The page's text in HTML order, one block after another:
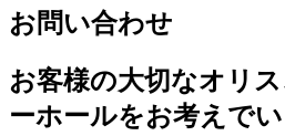
お問い合わせ
お客様の大切なオリ
ーホールをお考えで